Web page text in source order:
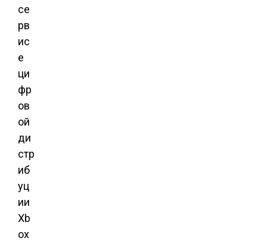
се
рв
ис
е
ци
фр
ов
ой
ди
стр
иб
уц
ии
Xb
ox